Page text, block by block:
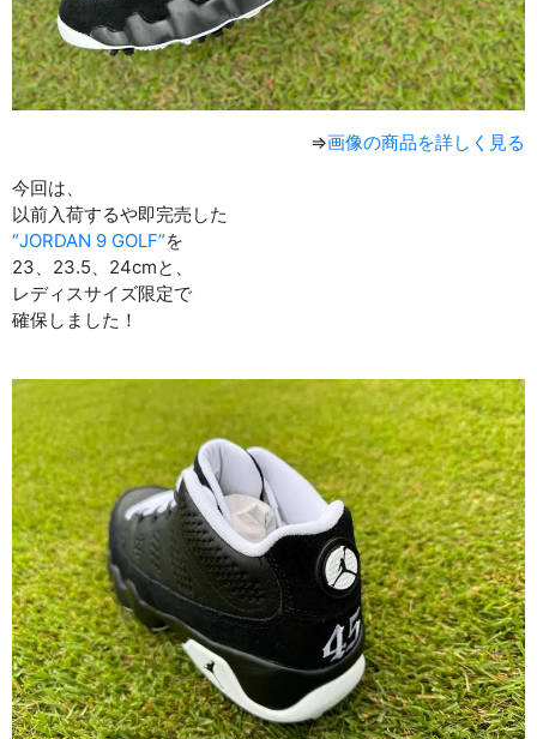
⇒画像の商品を詳しく見る
今回は、
以前入荷するや即完売した
“JORDAN 9 GOLF”を
23、23.5、24cmと、
レディスサイズ限定で
確保しました！